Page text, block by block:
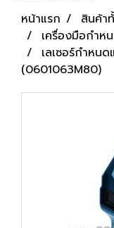
หน้าแรก สินค้า
เครื่องมือกำห
เลเซอร์กำหน
(0601063M80)